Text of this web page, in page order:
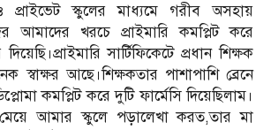
প্রাইভেট স্কুলের মাধ্যমে গরীব অসহায়
আমাদের খরচে প্রাইমারি কমপ্লিট করে
সার্টিফিকেটে প্রধান শিক্ষক
স্বাক্ষর আছে।শিক্ষকতার পাশাপাশি ব্রেনে
কমপ্লিট করে দুটি ফার্মেসি দিয়েছিলাম।
আমার স্কুলে পড়ালেখা করত,তার মা